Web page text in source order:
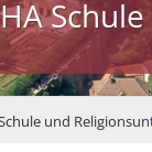
HA
und